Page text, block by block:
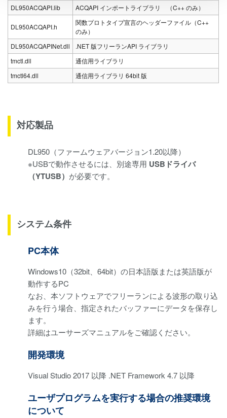
DL950ACQAPI.lib
ACQAPI インポートライブラリ （C++ のみ）
DL950ACQAPI.h
関数プロトタイプ宣言のヘッダーファイル（C++
のみ）
DL950ACQAPINet.dll
.NET 版フリーランAPI ライブラリ
tmctl.dll
通信用ライブラリ
tmctl64.dll
通信用ライブラリ 64bit 版
対応製品
DL950（ファームウェアバージョン1.20以降）
※USBで動作させるには、別途専用 USBドライバ
（YTUSB） が必要です。
システム条件
PC本体
Windows10（32bit、64bit）の日本語版または英語版が
動作するPC
なお、本ソフトウェアでフリーランによる波形の取り込
みを行う場合、指定されたバッファーにデータを保存し
ます。
詳細はユーサーズマニュアルをご確認ください。
開発環境
Visual Studio 2017 以降 .NET Framework 4.7 以降
ユーザプログラムを実行する場合の推奨環境
について